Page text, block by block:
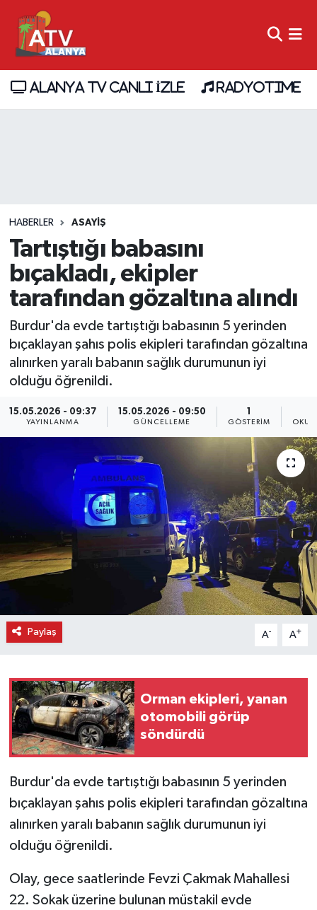
ALANYA TV CANLI İZLE RADYOTIME
HABERLER ASAYİŞ
Tartıştığı babasını
bıçakladı, ekipler
tarafından gözaltına alındı
Burdur'da evde tartıştığı babasının 5 yerinden
bıçaklayan şahıs polis ekipleri tarafından gözaltına
alınırken yaralı babanın sağlık durumunun iyi
olduğu öğrenildi.
15.05.2026 - 09:37
YAYINLANMA
15.05.2026 - 09:50
GÜNCELLEME
1
GÖSTERIM
Paylaş A- A+
Orman ekipleri, yanan
otomobili görüp
söndürdü
Burdur'da evde tartıştığı babasının 5 yerinden
bıçaklayan şahıs polis ekipleri tarafından gözaltına
alınırken yaralı babanın sağlık durumunun iyi
olduğu öğrenildi.
Olay, gece saatlerinde Fevzi Çakmak Mahallesi
22. Sokak üzerine bulunan müstakil evde